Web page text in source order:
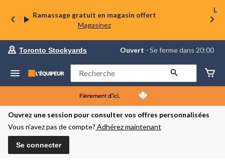
Ramassage gratuit en magasin offert
Magasinez
La
votre
préféré
Toronto
Stockyards,
courament
Ouvert,
Se
dans
Toronto Stockyards Ouvert ⋅ Se ferme dans 20:00
Rechercher
Ouvrez une session pour consulter vos offres personnalisées
Vous n’avez pas de compte? Adhérez maintenant
Se connecter